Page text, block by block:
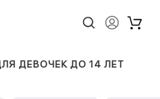
ДЕВОЧЕК ДО 14 ЛЕТ